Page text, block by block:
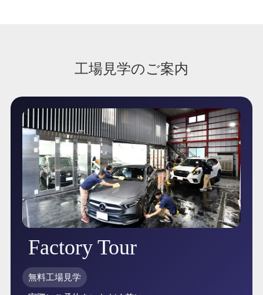
工場見学のご案内
Factory Tour
無料工場見学